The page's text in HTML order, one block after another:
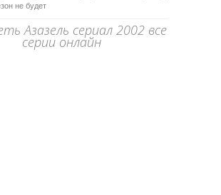
не будет
Азазель сериал 2002 все
серии онлайн